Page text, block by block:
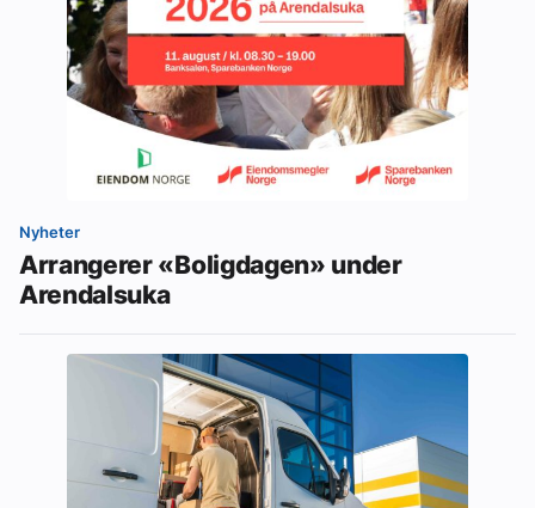
Nyheter
Arrangerer «Boligdagen» under
Arendalsuka